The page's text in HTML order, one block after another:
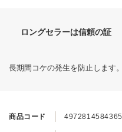
商品コード 4972814584365
ロングセラーは信頼の証
長期間コケの発生を防止します。